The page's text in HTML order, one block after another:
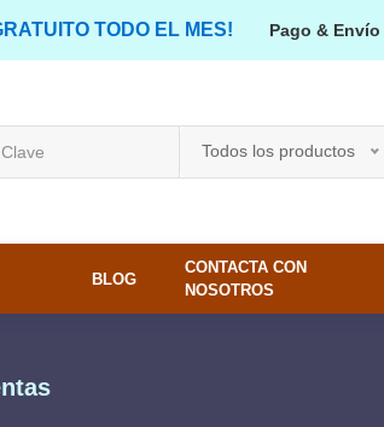
TODO EL MES! Pago & Envío
Todos los productos
BLOG
CONTACTA CON
NOSOTROS